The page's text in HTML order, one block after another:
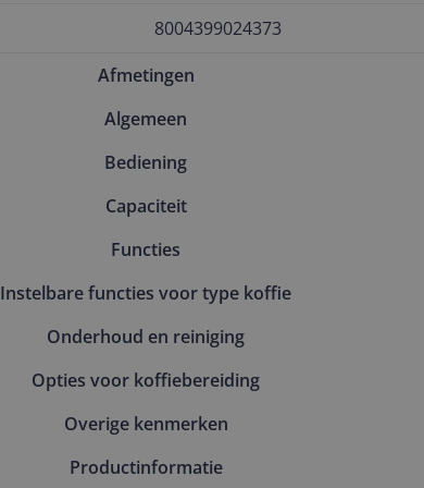
8004399024373
Afmetingen
Algemeen
Bediening
Capaciteit
Functies
Instelbare functies voor type koffie
Onderhoud en reiniging
Opties voor koffiebereiding
Overige kenmerken
Productinformatie